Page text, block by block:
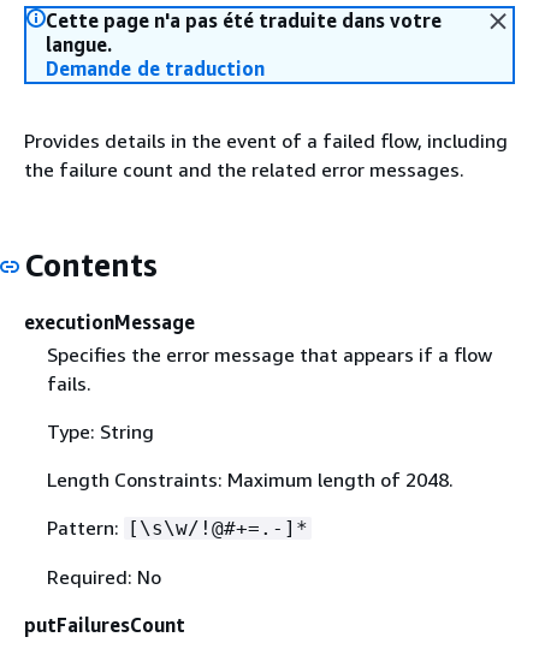
Cette page n'a pas été traduite dans votre
langue.
Demande de traduction
Provides details in the event of a failed flow, including
the failure count and the related error messages.
Contents
executionMessage
Specifies the error message that appears if a flow
fails.
Type: String
Length Constraints: Maximum length of 2048.
Pattern: [\s\w/!@#+=.-]*
Required: No
putFailuresCount